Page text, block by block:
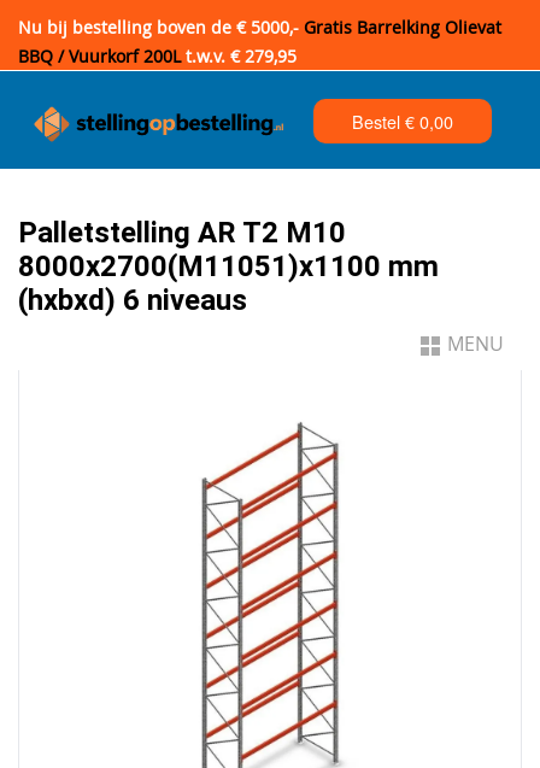
Nu bij bestelling boven de € 5000,- Gratis Barrelking Olievat
BBQ / Vuurkorf 200Lt.w.v. € 279,95
Bestel €0,00
Palletstelling AR T2 M10
8000x2700(M11051)x1100 mm
(hxbxd) 6 niveaus
MENU